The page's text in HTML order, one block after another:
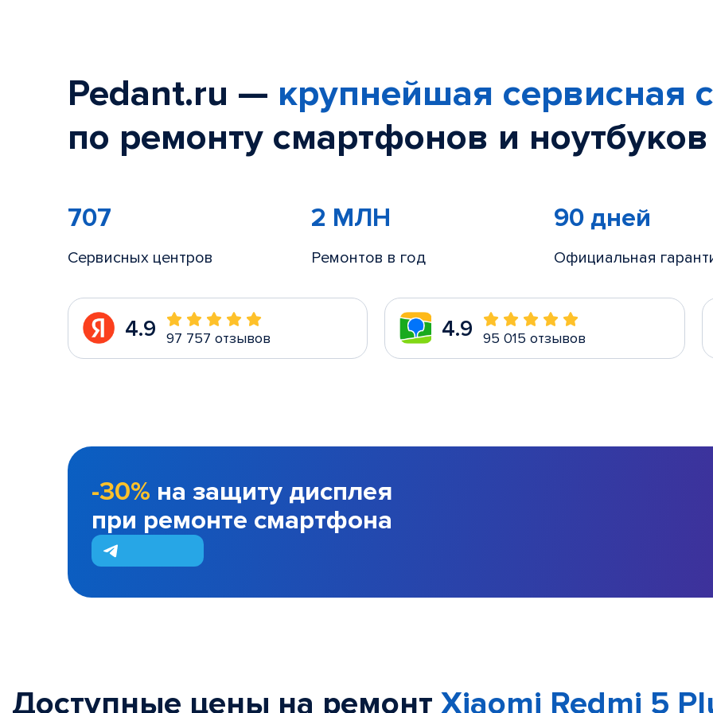
Pedant.ru — крупнейшая сервисная
по ремонту смартфонов и
707
Сервисных центров
2 МЛН
Ремонтов в год
90 дней
Официальная
4.9 97 757 отзывов 4.9 95 015 отзывов
-30% на защиту дисплея
при ремонте смартфона
Доступные цены на ремонт Xiaomi Redmi 5